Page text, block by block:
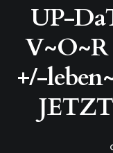
UP-
V~O~R
+/-